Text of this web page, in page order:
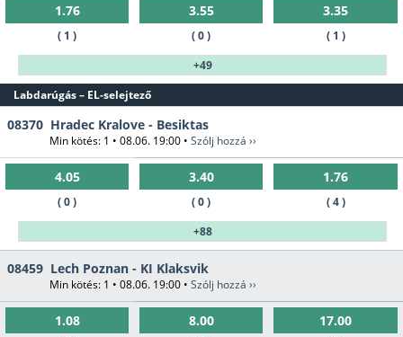
1.76
( 1 )
3.55
( 0 )
3.35
( 1 )
+49
Labdarúgás – EL-selejtező
08370 Hradec Kralove - Besiktas
Min kötés: 1 • 08.06. 19:00 • Szólj hozzá ››
4.05
( 0 )
3.40
( 0 )
1.76
( 4 )
+88
08459 Lech Poznan - KI Klaksvik
Min kötés: 1 • 08.06. 19:00 • Szólj hozzá ››
1.08 8.00 17.00